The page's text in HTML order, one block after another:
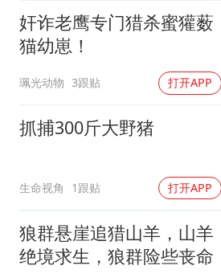
奸诈老鹰专门猎杀蜜獾薮
猫幼崽！
珮光动物 3跟贴 打开APP
抓捕300斤大野猪
生命视角 1跟贴 打开APP
狼群悬崖追猎山羊，山羊
绝境求生，狼群险些丧命